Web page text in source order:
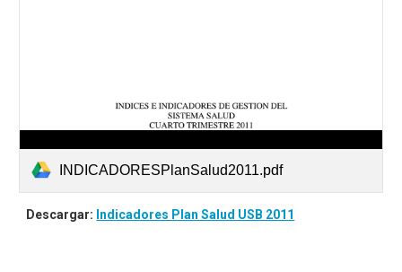
INDICADORESPlanSalud2011.pdf
Descargar: Indicadores Plan Salud USB 2011